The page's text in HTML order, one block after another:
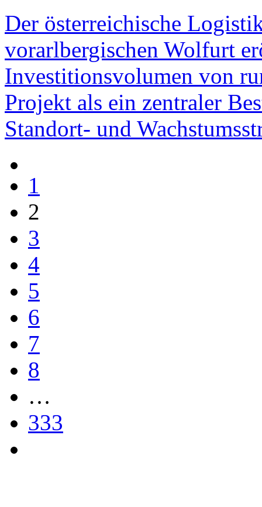
Der österreichische
vorarlbergischen Wolfurt
Investitionsvolumen von
Projekt als ein zentraler
Standort- und
1
2
3
4
5
6
7
8
…
333